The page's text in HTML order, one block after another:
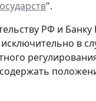
".
РФ и
в